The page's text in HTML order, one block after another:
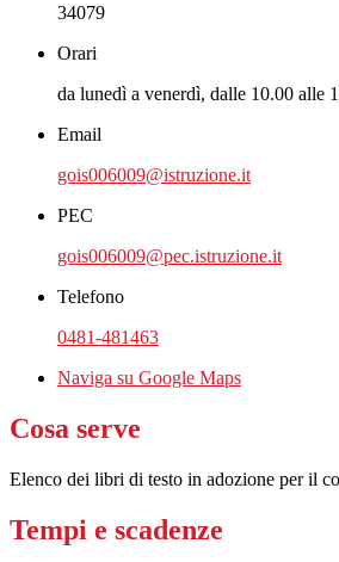
34079
Orari
da lunedì a venerdì, dalle 10.00 alle
Email
gois006009@istruzione.it
PEC
gois006009@pec.istruzione.it
Telefono
0481-481463
Naviga su Google Maps
Cosa serve
Elenco dei libri di testo in adozione per il
Tempi e scadenze